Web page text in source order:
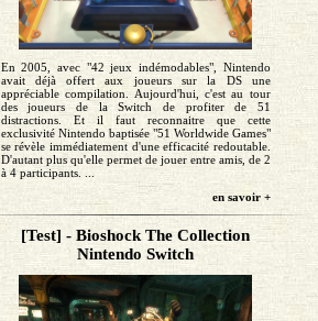
En 2005, avec "42 jeux indémodables", Nintendo
avait déjà offert aux joueurs sur la DS une
appréciable compilation. Aujourd'hui, c'est au tour
des joueurs de la Switch de profiter de 51
distractions. Et il faut reconnaitre que cette
exclusivité Nintendo baptisée "51 Worldwide Games"
se révèle immédiatement d'une efficacité redoutable.
D'autant plus qu'elle permet de jouer entre amis, de 2
à 4 participants. ...
en savoir +
[Test] - Bioshock The Collection
Nintendo Switch